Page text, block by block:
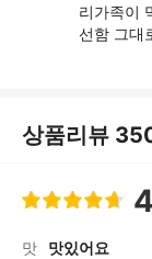
리가족이
선함 그대
상품리뷰
맛 맛있어요